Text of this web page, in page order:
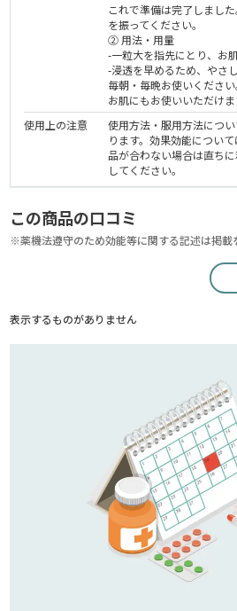
これで準備は完了しまし
を振ってください。
② 用法・用量
-一粒大を指先にとり、お
-浸透を早めるため、やさ
毎朝・毎晩お使いくださ
お肌にもお使いいただけま
使用上の注意
使用方法・服用方法につ
ります。効果効能につい
品が合わない場合は直ち
してください。
この商品の口コミ
※薬機法遵守のため効能等に関する記述は掲載
表示するものがありません